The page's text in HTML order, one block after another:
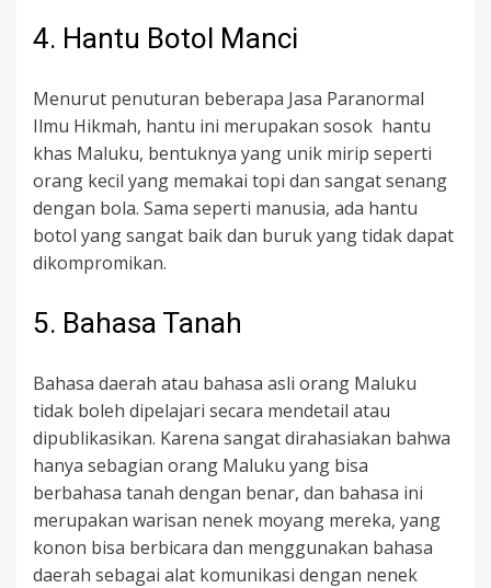
4. Hantu Botol Manci
Menurut penuturan beberapa Jasa Paranormal
Ilmu Hikmah, hantu ini merupakan sosok hantu
khas Maluku, bentuknya yang unik mirip seperti
orang kecil yang memakai topi dan sangat senang
dengan bola. Sama seperti manusia, ada hantu
botol yang sangat baik dan buruk yang tidak dapat
dikompromikan.
5. Bahasa Tanah
Bahasa daerah atau bahasa asli orang Maluku
tidak boleh dipelajari secara mendetail atau
dipublikasikan. Karena sangat dirahasiakan bahwa
hanya sebagian orang Maluku yang bisa
berbahasa tanah dengan benar, dan bahasa ini
merupakan warisan nenek moyang mereka, yang
konon bisa berbicara dan menggunakan bahasa
daerah sebagai alat komunikasi dengan nenek